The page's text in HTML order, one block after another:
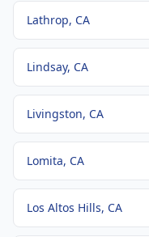
Lathrop, CA
Lindsay, CA
Livingston, CA
Lomita, CA
Los Altos Hills, CA